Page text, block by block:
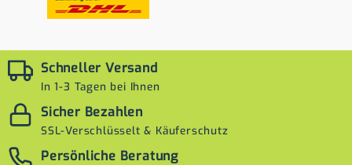
Schneller Versand
In 1-3 Tagen bei Ihnen
Sicher Bezahlen
SSL-Verschlüsselt & Käuferschutz
Persönliche Beratung